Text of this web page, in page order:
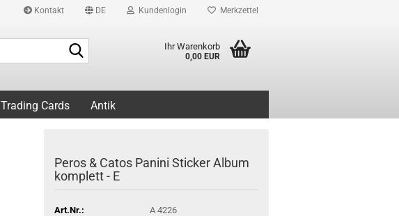
Kontakt DE Kundenlogin Merkzettel
Ihr Warenkorb
0,00 EUR
Trading Cards Antik
Peros & Catos Panini Sticker Album
komplett - E
Art.Nr.:
A 4226